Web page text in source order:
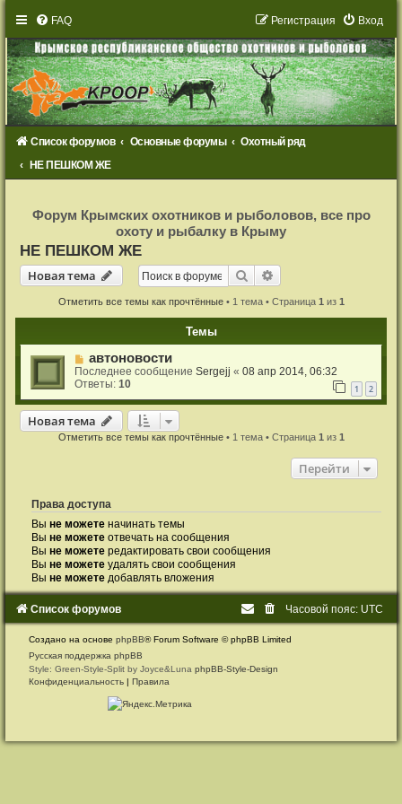
FAQ Вход
Регистрация
Список форумов Основные форумы
Охотный ряд
НЕ ПЕШКОМ ЖЕ
с
т
р
а
ц
Форум Крымских охотников и рыболовов, все про
охоту и рыбалку в Крыму
НЕ ПЕШКОМ ЖЕ
Новая тема
Новаятема Поиск
Отметить все темы как прочтённые• 1 тема • Страница 1 из 1
Темы
автоновости
Последнее сообщениеSergejj «08 апр 2014, 06:32
Ответы:10 1 2
Новая тема
Новаятема
Отметить все темы как прочтённые• 1 тема • Страница 1 из 1
Перейти
Права доступа
Выне можете начинать темы
Выне можете отвечать на сообщения
Выне можете редактировать свои сообщения
Выне можете удалять свои сообщения
Выне можете добавлять вложения
Список форумов Часовой пояс: UTC
Создано на основеphpBB® Forum Software © phpBB Limited
Русская поддержка phpBB
Style: Green-Style-Split by Joyce&LunaphpBB-Style-Design
Конфиденциальность |Правила